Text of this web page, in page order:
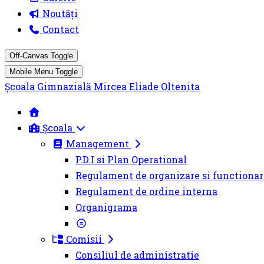
Noutăți
Contact
Off-Canvas Toggle
Mobile Menu Toggle
Școala Gimnazială Mircea Eliade Oltenita
Școala
Management
P.D.I si Plan Operational
Regulament de organizare si
Regulament de ordine interna
Organigrama
Comisii
Consiliul de administratie